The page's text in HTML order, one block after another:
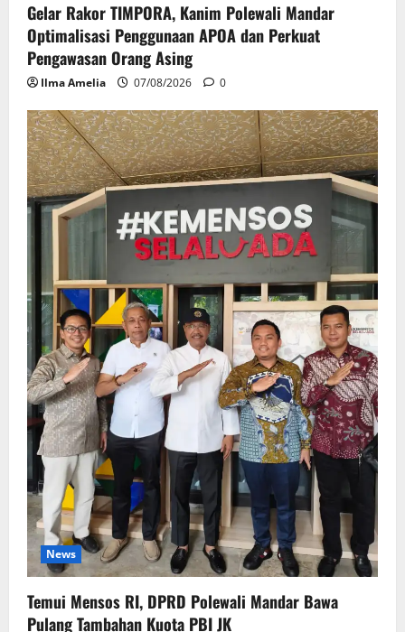
Gelar Rakor TIMPORA, Kanim Polewali Mandar
Optimalisasi Penggunaan APOA dan Perkuat
Pengawasan Orang Asing
Ilma Amelia 07/08/2026 0
News
Temui Mensos RI, DPRD Polewali Mandar Bawa
Pulang Tambahan Kuota PBI JK